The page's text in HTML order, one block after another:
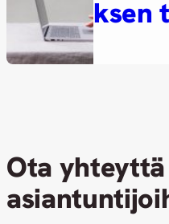
ksen
Ota yhteyttä